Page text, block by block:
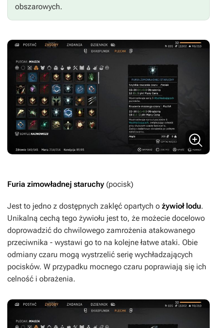
obszarowych.
Furia zimowładnej staruchy (pocisk)
Jest to jedno z dostępnych zaklęć opartych o żywioł lodu.
Unikalną cechą tego żywiołu jest to, że możecie docelowo
doprowadzić do chwilowego zamrożenia atakowanego
przeciwnika - wystawi go to na kolejne łatwe ataki. Obie
odmiany czaru mogą wystrzelić serię wychładzających
pocisków. W przypadku mocnego czaru poprawiają się ich
celność i obrażenia.